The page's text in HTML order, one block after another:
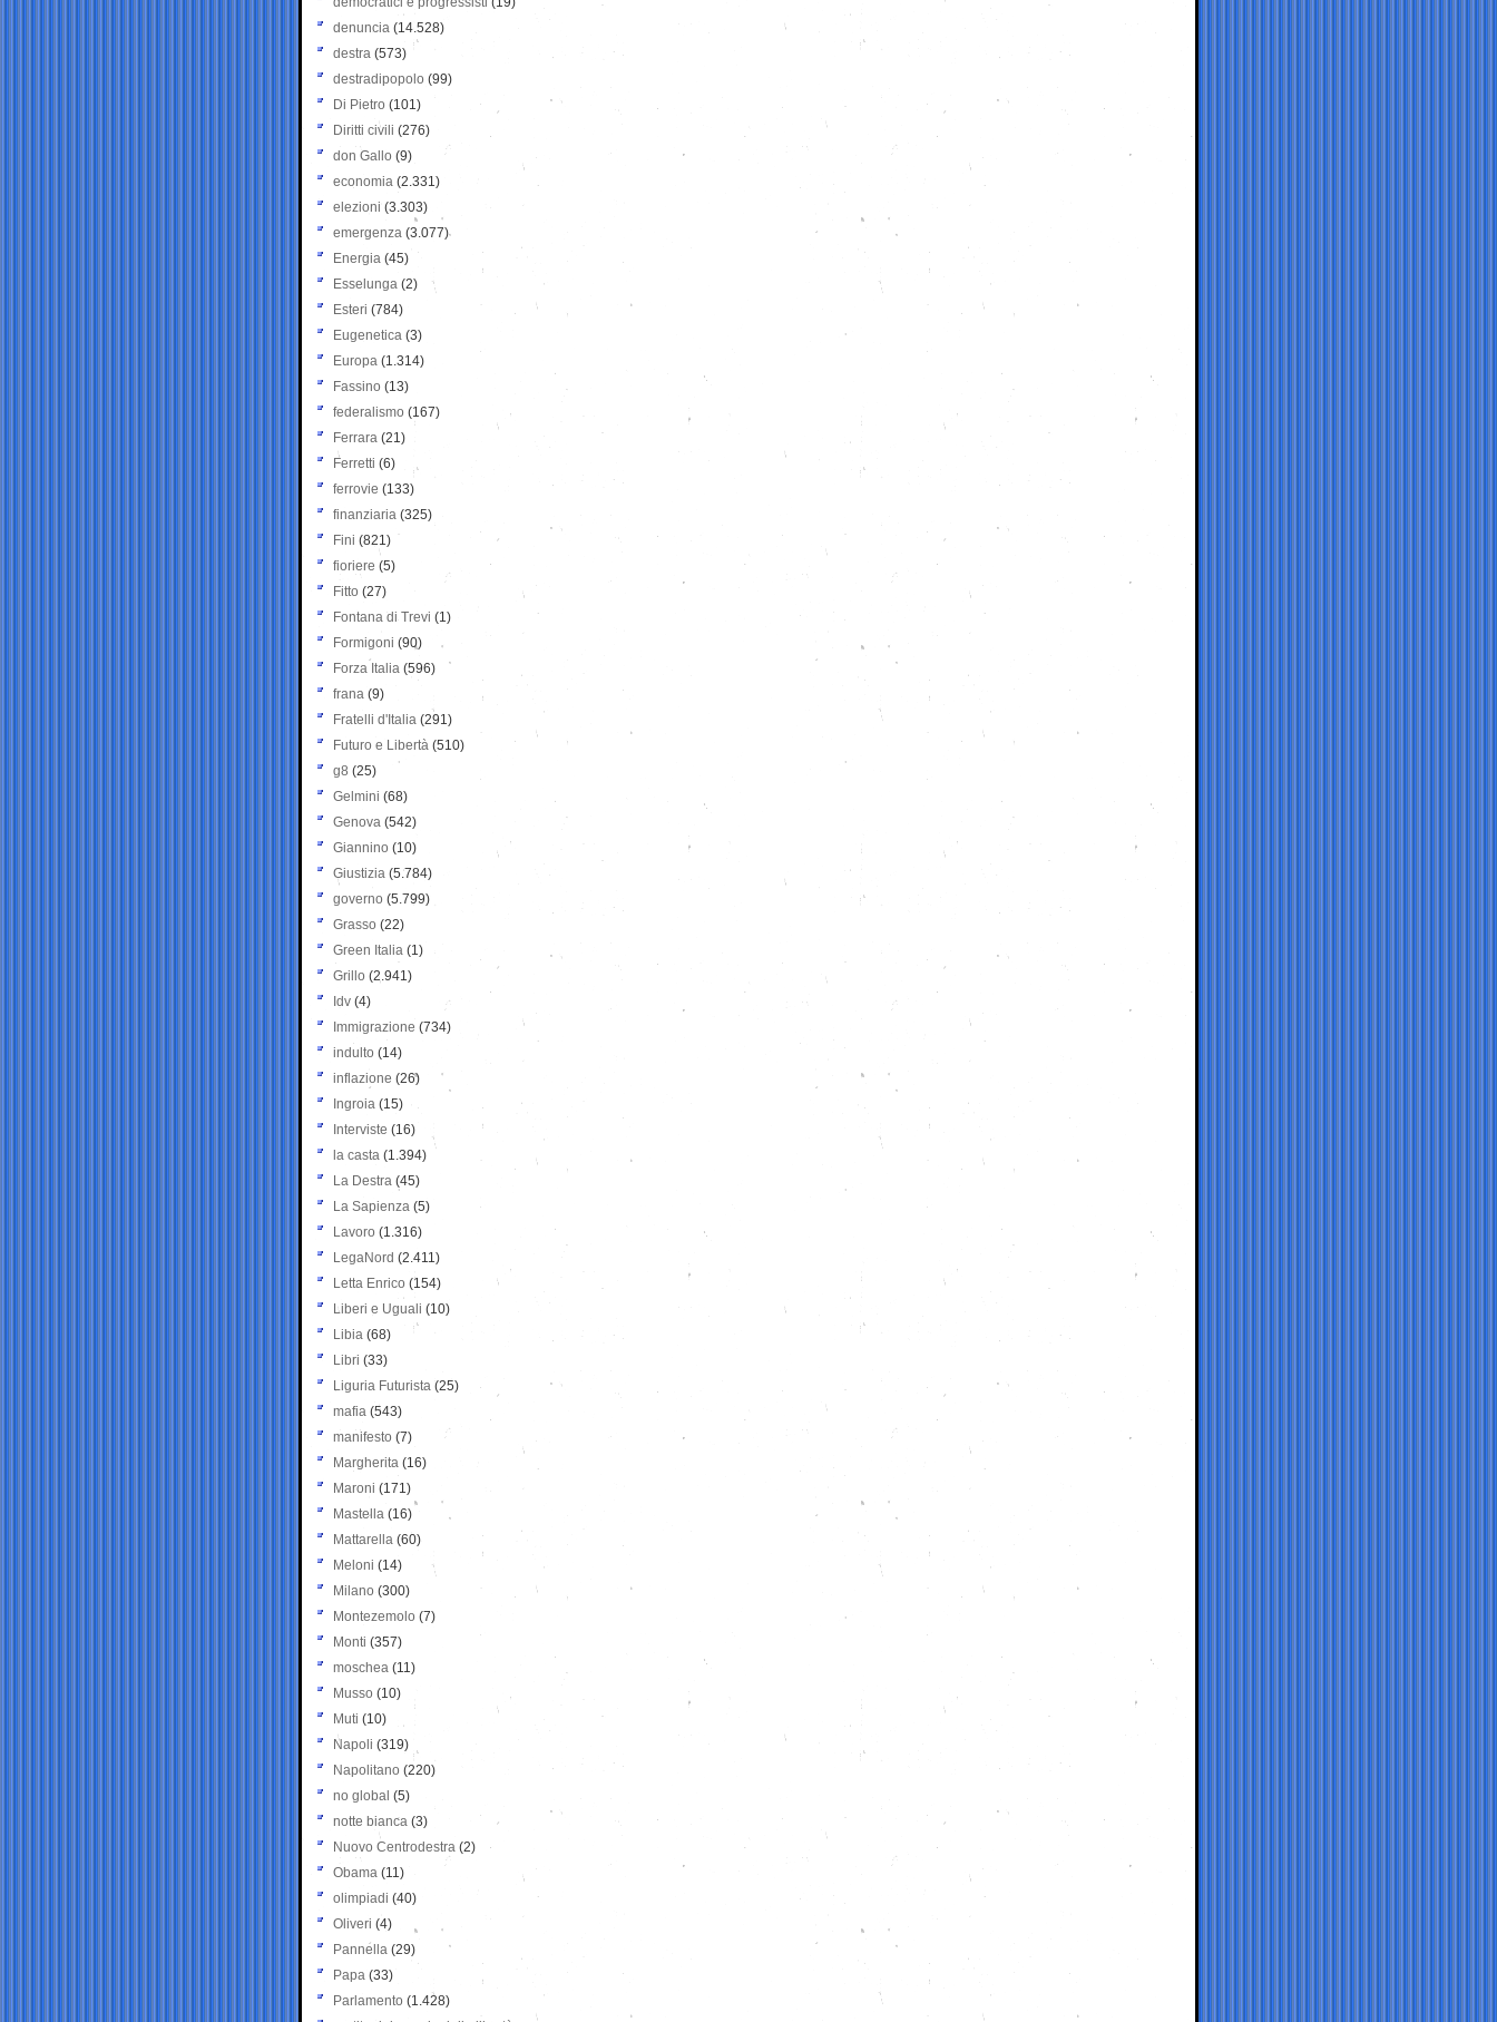
denuncia (14.528)
destra (573)
destradipopolo (99)
Di Pietro (101)
Diritti civili (276)
don Gallo (9)
economia (2.331)
elezioni (3.303)
emergenza (3.077)
Energia (45)
Esselunga (2)
Esteri (784)
Eugenetica (3)
Europa (1.314)
Fassino (13)
federalismo (167)
Ferrara (21)
Ferretti (6)
ferrovie (133)
finanziaria (325)
Fini (821)
fioriere (5)
Fitto (27)
Fontana di Trevi (1)
Formigoni (90)
Forza Italia (596)
frana (9)
Fratelli d'Italia (291)
Futuro e Libertà (510)
g8 (25)
Gelmini (68)
Genova (542)
Giannino (10)
Giustizia (5.784)
governo (5.799)
Grasso (22)
Green Italia (1)
Grillo (2.941)
Idv (4)
Immigrazione (734)
indulto (14)
inflazione (26)
Ingroia (15)
Interviste (16)
la casta (1.394)
La Destra (45)
La Sapienza (5)
Lavoro (1.316)
LegaNord (2.411)
Letta Enrico (154)
Liberi e Uguali (10)
Libia (68)
Libri (33)
Liguria Futurista (25)
mafia (543)
manifesto (7)
Margherita (16)
Maroni (171)
Mastella (16)
Mattarella (60)
Meloni (14)
Milano (300)
Montezemolo (7)
Monti (357)
moschea (11)
Musso (10)
Muti (10)
Napoli (319)
Napolitano (220)
no global (5)
notte bianca (3)
Nuovo Centrodestra (2)
Obama (11)
olimpiadi (40)
Oliveri (4)
Pannella (29)
Papa (33)
Parlamento (1.428)